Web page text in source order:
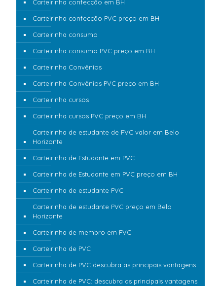
Carteirinha confecção em BH
Carteirinha confecção PVC preço em BH
Carteirinha consumo
Carteirinha consumo PVC preço em BH
Carteirinha Convênios
Carteirinha Convênios PVC preço em BH
Carteirinha cursos
Carteirinha cursos PVC preço em BH
Carteirinha de estudante de PVC valor em Belo
Horizonte
Carteirinha de Estudante em PVC
Carteirinha de Estudante em PVC preço em BH
Carteirinha de estudante PVC
Carteirinha de estudante PVC preço em Belo
Horizonte
Carteirinha de membro em PVC
Carteirinha de PVC
Carteirinha de PVC descubra as principais vantagens
Carteirinha de PVC: descubra as principais vantagens